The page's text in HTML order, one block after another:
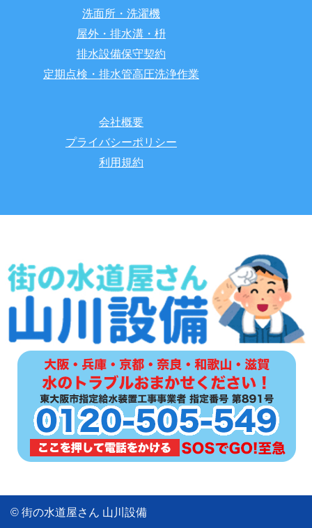
洗面所・洗濯機
屋外・排水溝・枡
排水設備保守契約
定期点検・排水管高圧洗浄作業
会社概要
プライバシーポリシー
利用規約
© 街の水道屋さん 山川設備